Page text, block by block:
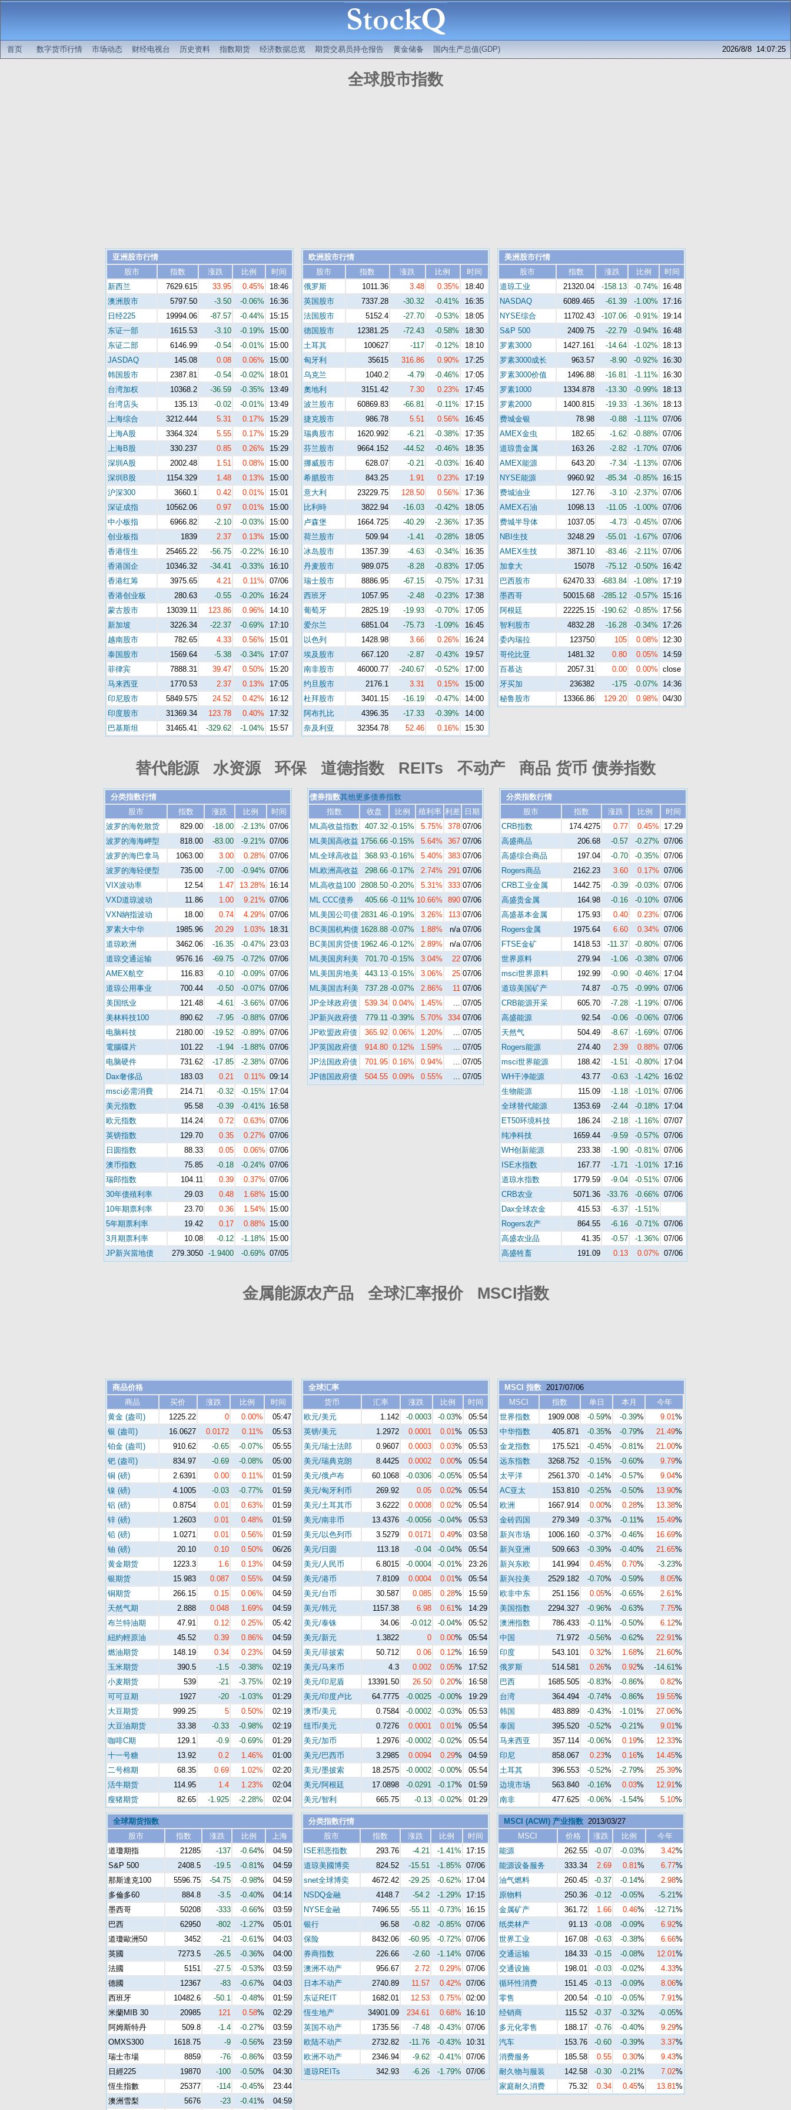
首页 数字货币行情 市场动态 财经电视台 历史资料 指数期货 经济数据总览 期货交易员持仓报告 黄金储备 国内生产总值(GDP) 2026/8/8 14:07:25
全球股市指数
亚洲股市行情
股市
指数 涨跌 比例
时间
新西兰
7629.615 33.95 0.45%
18:46
澳洲股市
5797.50 -3.50 -0.06%
16:36
日经225
19994.06 -87.57 -0.44%
15:15
东证一部
1615.53 -3.10 -0.19%
15:00
东证二部
6146.99 -0.54 -0.01%
15:00
JASDAQ
145.08 0.08 0.06%
15:00
韩国股市
2387.81 -0.54 -0.02%
18:01
台湾加权
10368.2 -36.59 -0.35%
13:49
台湾店头
135.13 -0.02 -0.01%
13:49
上海综合
3212.444 5.31 0.17%
15:29
上海A股
3364.324 5.55 0.17%
15:29
上海B股
330.237 0.85 0.26%
15:29
深圳A股
2002.48 1.51 0.08%
15:00
深圳B股
1154.329 1.48 0.13%
15:00
沪深300
3660.1 0.42 0.01%
15:01
深证成指
10562.06 0.97 0.01%
15:00
中小板指
6966.82 -2.10 -0.03%
15:00
创业板指
1839 2.37 0.13%
15:00
香港恆生
25465.22 -56.75 -0.22%
16:10
香港国企
10346.32 -34.41 -0.33%
16:10
香港红筹
3975.65 4.21 0.11%
07/06
香港创业板
280.63 -0.55 -0.20%
16:24
蒙古股市
13039.11 123.86 0.96%
14:10
新加坡
3226.34 -22.37 -0.69%
17:10
越南股市
782.65 4.33 0.56%
15:01
泰国股市
1569.64 -5.38 -0.34%
17:07
菲律宾
7888.31 39.47 0.50%
15:20
马来西亚
1770.53 2.37 0.13%
17:05
印尼股市
5849.575 24.52 0.42%
16:12
印度股市
31369.34 123.78 0.40%
17:32
巴基斯坦
31465.41 -329.62 -1.04% 15:57
欧洲股市行情
股市
指数 涨跌 比例
时间
俄罗斯
1011.36 3.48 0.35%
18:40
英国股市
7337.28 -30.32 -0.41%
16:35
法国股市
5152.4 -27.70 -0.53%
18:05
德国股市
12381.25 -72.43 -0.58%
18:30
土耳其
100627 -117 -0.12%
18:10
匈牙利
35615 316.86 0.90%
17:25
乌克兰
1040.2 -4.79 -0.46%
17:05
奧地利
3151.42 7.30 0.23%
17:45
波兰股市
60869.83 -66.81 -0.11%
17:15
捷克股市
986.78 5.51 0.56%
16:45
瑞典股市
1620.992 -6.21 -0.38%
17:35
芬兰股市
9664.152 -44.52 -0.46%
18:35
挪威股市
628.07 -0.21 -0.03%
16:40
希腊股市
843.25 1.91 0.23%
17:19
意大利
23229.75 128.50 0.56%
17:36
比利時
3822.94 -16.03 -0.42%
18:05
卢森堡
1664.725 -40.29 -2.36%
17:35
荷兰股市
509.94 -1.41 -0.28%
18:05
冰岛股市
1357.39 -4.63 -0.34%
16:35
丹麦股市
989.075 -8.28 -0.83%
17:05
瑞士股市
8886.95 -67.15 -0.75%
17:31
西班牙
1057.95 -2.48 -0.23%
17:38
葡萄牙
2825.19 -19.93 -0.70%
17:05
爱尔兰
6851.04 -75.73 -1.09%
16:45
以色列
1428.98 3.66 0.26%
16:24
埃及股市
667.120 -2.87 -0.43%
19:57
南非股市
46000.77 -240.67 -0.52%
17:00
约旦股市
2176.1 3.31 0.15%
15:00
杜拜股市
3401.15 -16.19 -0.47%
14:00
阿布扎比
4396.35 -17.33 -0.39%
14:00
奈及利亚
32354.78 52.46 0.16% 15:30
美洲股市行情
股市
指数 涨跌 比例
时间
道琼工业
21320.04 -158.13 -0.74%
16:48
NASDAQ
6089.465 -61.39 -1.00%
17:16
NYSE综合
11702.43 -107.06 -0.91%
19:14
S&P 500
2409.75 -22.79 -0.94%
16:48
罗素3000
1427.161 -14.64 -1.02%
18:13
罗素3000成长
963.57 -8.90 -0.92%
16:30
罗素3000价值
1496.88 -16.81 -1.11%
16:30
罗素1000
1334.878 -13.30 -0.99%
18:13
罗素2000
1400.815 -19.33 -1.36%
18:13
费城金银
78.98 -0.88 -1.11% 07/06
AMEX金虫
182.65 -1.62 -0.88% 07/06
道琼贵金属
163.26 -2.82 -1.70% 07/06
AMEX能源
643.20 -7.34 -1.13% 07/06
NYSE能源
9960.92 -85.34 -0.85%
16:15
费城油业
127.76 -3.10 -2.37% 07/06
AMEX石油
1098.13 -11.05 -1.00% 07/06
费城半导体
1037.05 -4.73 -0.45% 07/06
NBI生技
3248.29 -55.01 -1.67% 07/06
AMEX生技
3871.10 -83.46 -2.11% 07/06
加拿大
15078 -75.12 -0.50%
16:42
巴西股市
62470.33 -683.84 -1.08%
17:19
墨西哥
50015.68 -285.12 -0.57%
15:16
阿根廷
22225.15 -190.62 -0.85%
17:56
智利股市
4832.28 -16.28 -0.34%
17:26
委內瑞拉
123750 105 0.08%
12:30
哥伦比亚
1481.32 0.80 0.05%
14:59
百慕达
2057.31 0.00 0.00% close
牙买加
236382 -175 -0.07%
14:36
秘鲁股市
13366.86 129.20 0.98% 04/30
替代能源 水资源 环保 道德指数 REITs 不动产 商品 货币 债券指数
分类指数行情
股市
指数 涨跌 比例
时间
波罗的海乾散货
829.00 -18.00 -2.13% 07/06
波罗的海海岬型
818.00 -83.00 -9.21% 07/06
波罗的海巴拿马
1063.00 3.00 0.28% 07/06
波罗的海轻便型
735.00 -7.00 -0.94% 07/06
VIX波动率
12.54 1.47 13.28% 16:14
VXD道琼波动
11.86 1.00 9.21% 07/06
VXN納指波动
18.00 0.74 4.29% 07/06
罗素大中华
1985.96 20.29 1.03% 18:31
道琼欧洲
3462.06 -16.35 -0.47% 23:03
道琼交通运输
9576.16 -69.75 -0.72% 07/06
AMEX航空
116.83 -0.10 -0.09% 07/06
道琼公用事业
700.44 -0.50 -0.07% 07/06
美国纸业
121.48 -4.61 -3.66% 07/06
美林科技100
890.62 -7.95 -0.88% 07/06
电脑科技
2180.00 -19.52 -0.89% 07/06
電腦碟片
101.22 -1.94 -1.88% 07/06
电脑硬件
731.62 -17.85 -2.38% 07/06
Dax奢侈品
183.03 0.21 0.11% 09:14
msci必需消費
214.71 -0.32 -0.15% 17:04
美元指数
95.58 -0.39 -0.41% 16:58
欧元指数
114.24 0.72 0.63% 07/06
英镑指数
129.70 0.35 0.27% 07/06
日圆指数
88.33 0.05 0.06% 07/06
澳币指数
75.85 -0.18 -0.24% 07/06
瑞郎指数
104.11 0.39 0.37% 07/06
30年债殖利率
29.03 0.48 1.68% 15:00
10年期票利率
23.70 0.36 1.54% 15:00
5年期票利率
19.42 0.17 0.88% 15:00
3月期票利率
10.08 -0.12 -1.18% 15:00
JP新兴當地债
279.3050 -1.9400 -0.69% 07/05
债券指数其他更多债券指数
指数
收盘 比例 殖利率 利差
日期
ML高收益指数
407.32 -0.15% 5.75% 378 07/06
ML美国高收益 1756.66 -0.15% 5.64% 367 07/06
ML全球高收益
368.93 -0.16% 5.40% 383 07/06
ML欧洲高收益
298.66 -0.17% 2.74% 291 07/06
ML高收益100 2808.50 -0.20% 5.31% 333 07/06
ML CCC债券
405.66 -0.11% 10.66% 890 07/06
ML美国公司债 2831.46 -0.19% 3.26% 113 07/06
BC美国机构债 1628.88 -0.07% 1.88% n/a 07/06
BC美国房贷债 1962.46 -0.12% 2.89% n/a 07/06
ML美国房利美
701.70 -0.15% 3.04% 22 07/06
ML美国房地美
443.13 -0.15% 3.06% 25 07/06
ML美国吉利美
737.28 -0.07% 2.86% 11 07/06
JP全球政府债
539.34 0.04% 1.45% ... 07/05
JP新兴政府债
779.11 -0.39% 5.70% 334 07/06
JP欧盟政府债
365.92 0.06% 1.20% ... 07/05
JP英国政府债
914.80 0.12% 1.59% ... 07/05
JP法国政府债
701.95 0.16% 0.94% ... 07/05
JP德国政府债
504.55 0.09% 0.55% ... 07/05
分类指数行情
股市
指数 涨跌 比例
时间
CRB指数
174.4275 0.77 0.45%
17:29
高盛商品
206.68 -0.57 -0.27% 07/06
高盛综合商品
197.04 -0.70 -0.35% 07/06
Rogers商品
2162.23 3.60 0.17% 07/06
CRB工业金属
1442.75 -0.39 -0.03% 07/06
高盛贵金属
164.98 -0.16 -0.10% 07/06
高盛基本金属
175.93 0.40 0.23% 07/06
Rogers金属
1975.64 6.60 0.34% 07/06
FTSE金矿
1418.53 -11.37 -0.80% 07/06
世界原料
279.94 -1.06 -0.38% 07/06
msci世界原料
192.99 -0.90 -0.46%
17:04
道琼美国矿产
74.87 -0.75 -0.99% 07/06
CRB能源开采
605.70 -7.28 -1.19% 07/06
高盛能源
92.54 -0.06 -0.06% 07/06
天然气
504.49 -8.67 -1.69% 07/06
Rogers能源
274.40 2.39 0.88% 07/06
msci世界能源
188.42 -1.51 -0.80%
17:04
WH干净能源
43.77 -0.63 -1.42%
16:02
生物能源
115.09 -1.18 -1.01% 07/06
全球替代能源
1353.69 -2.44 -0.18%
17:04
ET50环境科技
186.24 -2.18 -1.16% 07/07
纯净科技
1659.44 -9.59 -0.57% 07/06
WH创新能源
233.38 -1.90 -0.81% 07/06
ISE水指数
167.77 -1.71 -1.01%
17:16
道琼水指数
1779.59 -9.04 -0.51% 07/06
CRB农业
5071.36 -33.76 -0.66% 07/06
Dax全球农金
415.53 -6.37
-1.51%
Rogers农产
864.55 -6.16 -0.71% 07/06
高盛农业品
41.35 -0.57 -1.36% 07/06
高盛牲畜
191.09 0.13 0.07% 07/06
金属能源农产品 全球汇率报价 MSCI指数
商品价格
商品
买价 涨跌 比例
时间
黄金 (盎司)
1225.22 0 0.00%
05:47
银 (盎司)
16.0627 0.0172 0.11%
05:53
铂金 (盎司)
910.62 -0.65 -0.07%
05:55
钯 (盎司)
834.97 -0.69 -0.08%
05:00
铜 (磅)
2.6391 0.00 0.11%
01:59
镍 (磅)
4.1005 -0.03 -0.77%
01:59
铝 (磅)
0.8754 0.01 0.63%
01:59
锌 (磅)
1.2603 0.01 0.48%
01:59
铅 (磅)
1.0271 0.01 0.56%
01:59
铀 (磅)
20.10 0.10 0.50%
06/26
黄金期货
1223.3 1.6 0.13%
04:59
银期货
15.983 0.087 0.55%
04:59
铜期货
266.15 0.15 0.06%
04:59
天然气期
2.888 0.048 1.69%
04:59
布兰特油期
47.91 0.12 0.25%
05:42
紐約輕原油
45.52 0.39 0.86%
04:59
燃油期货
148.19 0.34 0.23%
04:59
玉米期货
390.5 -1.5 -0.38%
02:19
小麦期货
539 -21 -3.75%
02:19
可可豆期
1927 -20 -1.03%
01:29
大豆期货
999.25 5 0.50%
02:19
大豆油期货
33.38 -0.33 -0.98%
02:19
咖啡C期
129.1 -0.9 -0.69%
01:29
十一号糖
13.92 0.2 1.46%
01:00
二号棉期
68.35 0.69 1.02%
02:20
活牛期货
114.95 1.4 1.23%
02:04
瘦猪期货
82.65 -1.925 -2.28% 02:04
全球汇率
货币
汇率 涨跌 比例
时间
欧元/美元
1.142 -0.0003 -0.03%
05:54
英镑/美元
1.2972 0.0001 0.01%
05:53
美元/瑞士法郎
0.9607 0.0003 0.03%
05:53
美元/瑞典克朗
8.4425 0.0002 0.00%
05:54
美元/俄卢布
60.1068 -0.0306 -0.05%
05:54
美元/匈牙利币
269.92 0.05 0.02%
05:54
美元/土耳其币
3.6222 0.0008 0.02%
05:54
美元/南非币
13.4376 -0.0056 -0.04%
05:53
美元/以色列币
3.5279 0.0171 0.49%
03:58
美元/日圆
113.18 -0.04 -0.04%
05:54
美元/人民币
6.8015 -0.0004 -0.01%
23:26
美元/港币
7.8109 0.0004 0.01%
05:54
美元/台币
30.587 0.085 0.28%
15:59
美元/韩元
1157.38 6.98 0.61%
14:29
美元/泰铢
34.06 -0.012 -0.04%
05:52
美元/新元
1.3822 0 0.00%
05:54
美元/菲披索
50.712 0.06 0.12%
16:59
美元/马来币
4.3 0.002 0.05%
17:52
美元/印尼盾
13391.50 26.50 0.20%
16:58
美元/印度卢比
64.7775 -0.0025 -0.00%
19:29
澳币/美元
0.7584 -0.0002 -0.03%
05:53
纽币/美元
0.7276 0.0001 0.01%
05:54
美元/加币
1.2976 -0.0002 -0.02%
05:54
美元/巴西币
3.2985 0.0094 0.29%
04:59
美元/墨披索
18.2575 -0.0002 -0.00%
05:54
美元/阿根廷
17.0898 -0.0291 -0.17%
01:59
美元/智利
665.75 -0.13 -0.02% 01:29
MSCI 指数 2017/07/06
MSCI
指数 单日 本月
今年
世界指数
1909.008 -0.59% -0.39% 9.01%
中华指数
405.871 -0.35% -0.79% 21.49%
金龙指数
175.521 -0.45% -0.81% 21.00%
远东指数
3268.752 -0.15% -0.60% 9.79%
太平洋
2561.370 -0.14% -0.57% 9.04%
AC亚太
153.810 -0.25% -0.50% 13.90%
欧洲
1667.914 0.00% 0.28% 13.38%
金砖四国
279.349 -0.37% -0.11% 15.49%
新兴市场
1006.160 -0.37% -0.46% 16.69%
新兴亚洲
509.663 -0.39% -0.40% 21.65%
新兴东欧
141.994 0.45% 0.70% -3.23%
新兴拉美
2529.182 -0.70% -0.59% 8.05%
欧非中东
251.156 0.05% -0.65% 2.61%
美国指数
2294.327 -0.96% -0.63% 7.75%
澳洲指数
786.433 -0.11% -0.50% 6.12%
中国
71.972 -0.56% -0.62% 22.91%
印度
543.101 0.32% 1.68% 21.60%
俄罗斯
514.581 0.26% 0.92% -14.61%
巴西
1685.505 -0.83% -0.86% 0.82%
台湾
364.494 -0.74% -0.86% 19.55%
韩国
483.889 -0.43% -1.01% 27.06%
泰国
395.520 -0.52% -0.21% 9.01%
马来西亚
357.114 -0.06% 0.19% 12.33%
印尼
858.067 0.23% 0.16% 14.45%
土耳其
396.553 -0.52% -2.79% 25.39%
边境市场
563.840 -0.16% 0.03% 12.91%
南非
477.625 -0.06% -1.54% 5.10%
全球期货指数
股市
指数 涨跌 比例
上海
道瓊期指
21285 -137 -0.64%
04:59
S&P 500
2408.5 -19.5 -0.81%
04:59
那斯達克100
5596.75 -54.75 -0.98%
04:59
多倫多60
884.8 -3.5 -0.40%
04:14
墨西哥
50208 -333 -0.66%
03:59
巴西
62950 -802 -1.27%
05:01
道瓊歐洲50
3452 -21 -0.61%
04:03
英國
7273.5 -26.5 -0.36%
04:00
法國
5151 -27.5 -0.53%
03:59
德國
12367 -83 -0.67%
04:03
西班牙
10482.6 -50.1 -0.48%
01:59
米蘭MIB 30
20985 121 0.58%
02:29
阿姆斯特丹
509.8 -1.4 -0.27%
03:59
OMXS300
1618.75 -9 -0.56%
23:59
瑞士市場
8859 -76 -0.86%
03:59
日經225
19870 -100 -0.50%
04:30
恆生指數
25377 -114 -0.45%
23:44
澳洲雪梨
5676 -23 -0.41% 04:59
分类指数行情
股市
指数 涨跌 比例
时间
ISE邪恶指数
293.76 -4.21 -1.41%
17:15
道琼美國博奕
824.52 -15.51 -1.85% 07/06
snet全球博奕
4672.42 -29.25 -0.62%
17:04
NSDQ金融
4148.7 -54.2 -1.29%
17:15
NYSE金融
7496.55 -55.11 -0.73%
16:15
银行
96.58 -0.82 -0.85% 07/06
保险
8432.06 -60.95 -0.72% 07/06
券商指数
226.66 -2.60 -1.14% 07/06
澳洲不动产
956.67 2.72 0.29% 07/06
日本不动产
2740.89 11.57 0.42% 07/06
东证REIT
1682.01 12.53 0.75% 02:00
恆生地产
34901.09 234.61 0.68%
16:10
英国不动产
1735.56 -7.48 -0.43% 07/06
欧陆不动产
2732.82 -11.76 -0.43%
10:31
欧洲不动产
2346.94 -9.62 -0.41% 07/06
道琼REITs
342.93 -6.26 -1.79% 07/06
MSCI (ACWI) 产业指数 2013/03/27
MSCI
价格 涨跌 比例
今年
能源
262.55 -0.07 -0.03% 3.42%
能源设备服务
333.34 2.69 0.81% 6.77%
油气燃料
260.45 -0.37 -0.14% 2.98%
原物料
250.36 -0.12 -0.05% -5.21%
金属矿产
361.72 1.66 0.46% -12.71%
纸类林产
91.13 -0.08 -0.09% 6.92%
世界工业
167.08 -0.63 -0.38% 6.66%
交通运输
184.33 -0.15 -0.08% 12.01%
交通设施
198.01 -0.03 -0.02% 4.33%
循环性消费
151.45 -0.13 -0.09% 8.06%
零售
200.54 -0.10 -0.05% 7.91%
经销商
115.52 -0.37 -0.32% -0.05%
多元化零售
188.17 -0.76 -0.40% 9.29%
汽车
153.76 -0.60 -0.39% 3.37%
消费服务
185.58 0.55 0.30% 9.43%
耐久物与服装
142.58 -0.30 -0.21% 7.02%
家庭耐久消费
75.32 0.34 0.45% 13.81%